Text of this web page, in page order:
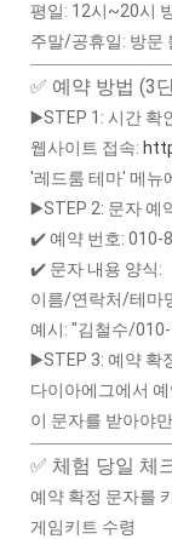
평일: 12시~20시
주말/공휴일: 방문
✅ 예약 방법 (3
▶️STEP 1: 시간 확
웹사이트 접속:
'레드룸 테마' 메뉴
▶️STEP 2: 문자 예
✔️ 예약 번호: 010-
✔️ 문자 내용 양식:
이름/연락처/테마
예시: "김철수/
▶️STEP 3: 예약 확
다이아에그에서
이 문자를 받아야
✅ 체험 당일 체
예약 확정 문자를
게임키트 수령